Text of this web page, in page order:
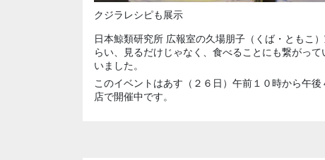
クジラレシピも展示
日本鯨類研究所 広報室の久場朋子（くば・ともこ
らい、見るだけじゃなく、食べることにも繋がっ
いました。
このイベントはあす（２６日）午前１０時から午
店で開催中です。